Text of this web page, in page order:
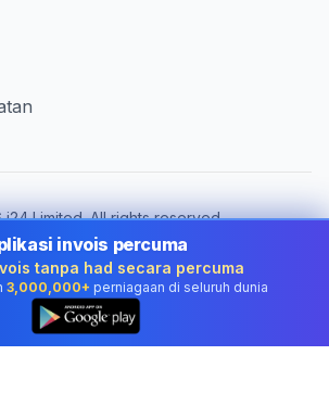
i24 Limited. All rights reserved.
untuk perniagaan di Malaysia
Malaysia
invois percuma
tanpa had secara percuma
3,000,000+ perniagaan di seluruh dunia
👆